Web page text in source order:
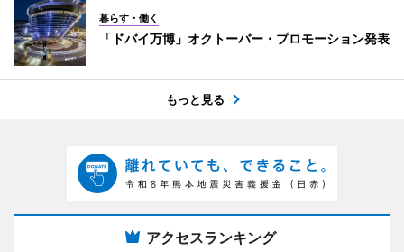
暮らす・働く
「ドバイ万博」オクトーバー・プロモーション発表
もっと見る
アクセスランキング